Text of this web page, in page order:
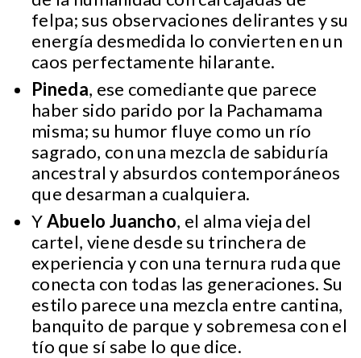
felpa; sus observaciones delirantes y su
energía desmedida lo convierten en un
caos perfectamente hilarante.
Pineda, ese comediante que parece
haber sido parido por la Pachamama
misma; su humor fluye como un río
sagrado, con una mezcla de sabiduría
ancestral y absurdos contemporáneos
que desarman a cualquiera.
YAbuelo Juancho, el alma vieja del
cartel, viene desde su trinchera de
experiencia y con una ternura ruda que
conecta con todas las generaciones. Su
estilo parece una mezcla entre cantina,
banquito de parque y sobremesa con el
tío que sí sabe lo que dice.